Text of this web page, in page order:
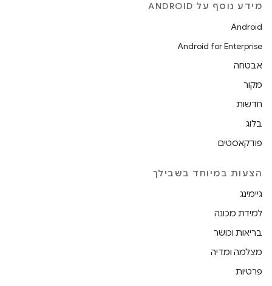
מידע נוסף על ANDROID
Android
Android for Enterprise
אבטחה
מקור
חדשות
בלוג
פודקאסטים
הצעות במיוחד בשבילך
גיימינג
למידת מכונה
בריאות וכושר
מצלמה ומדיה
פרטיות